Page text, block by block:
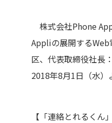
株式会社Phone
Appliの展開するWeb
区、代表取締役社長
2018年8月1日（水）
【「連絡とれるくん